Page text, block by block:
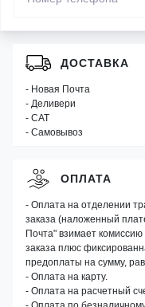
ДОСТАВКА
- Новая Почта
- Деливери
- САТ
- Самовывоз
ОПЛАТА
- Оплата на отделении
заказа (наложенный
Почта" взимает комиссию
заказа плюс
предоплаты на сумму,
- Оплата на карту.
- Оплата на расчетный